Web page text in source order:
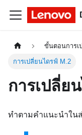
ขั้นตอนการเ
การเปลี่ยนไดรฟ์ M.2
การเปลี่ย
ทำตามคำแนะนำใน